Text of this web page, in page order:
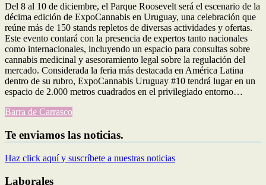
Del 8 al 10 de diciembre, el Parque Roosevelt será el escenario de la
décima edición de ExpoCannabis en Uruguay, una celebración que
reúne más de 150 stands repletos de diversas actividades y ofertas.
Este evento contará con la presencia de expertos tanto nacionales
como internacionales, incluyendo un espacio para consultas sobre
cannabis medicinal y asesoramiento legal sobre la regulación del
mercado. Considerada la feria más destacada en América Latina
dentro de su rubro, ExpoCannabis Uruguay #10 tendrá lugar en un
espacio de 2.000 metros cuadrados en el privilegiado entorno…
Barra de Carrasco
Te enviamos las noticias.
Haz click aquí y suscríbete a nuestras noticias
Laborales